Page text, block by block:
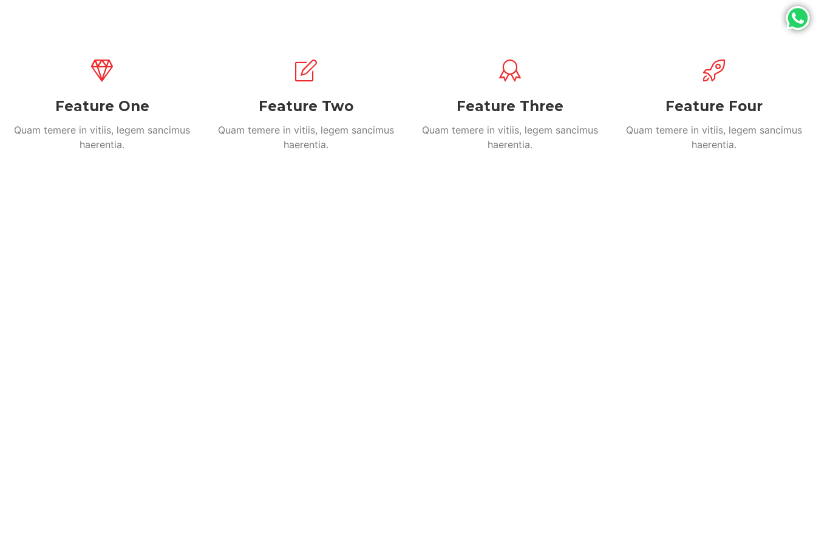
Feature One
Quam temere in vitiis, legem sancimus
haerentia.
Feature Two
Quam temere in vitiis, legem sancimus
haerentia.
Feature Three
Quam temere in vitiis, legem sancimus
haerentia.
Feature Four
Quam temere in vitiis, legem sancimus
haerentia.